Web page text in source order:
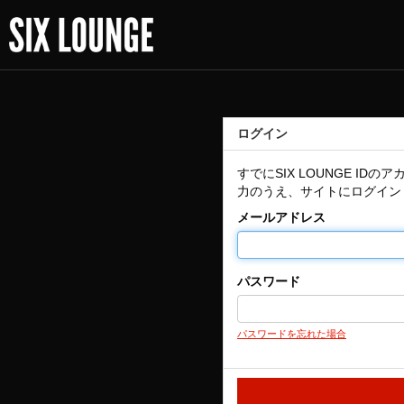
ログイン
すでにSIX LOUNGE IDのア
力のうえ、サイトにログイ
メールアドレス
パスワード
パスワードを忘れた場合